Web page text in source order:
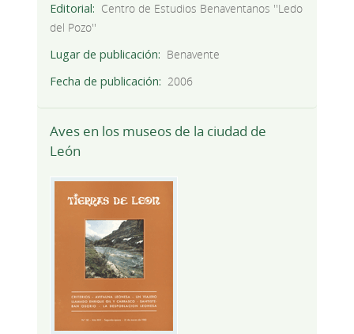
Editorial
Centro de Estudios Benaventanos ''Ledo
del Pozo''
Lugar de publicación
Benavente
Fecha de publicación
2006
Aves en los museos de la ciudad de
León